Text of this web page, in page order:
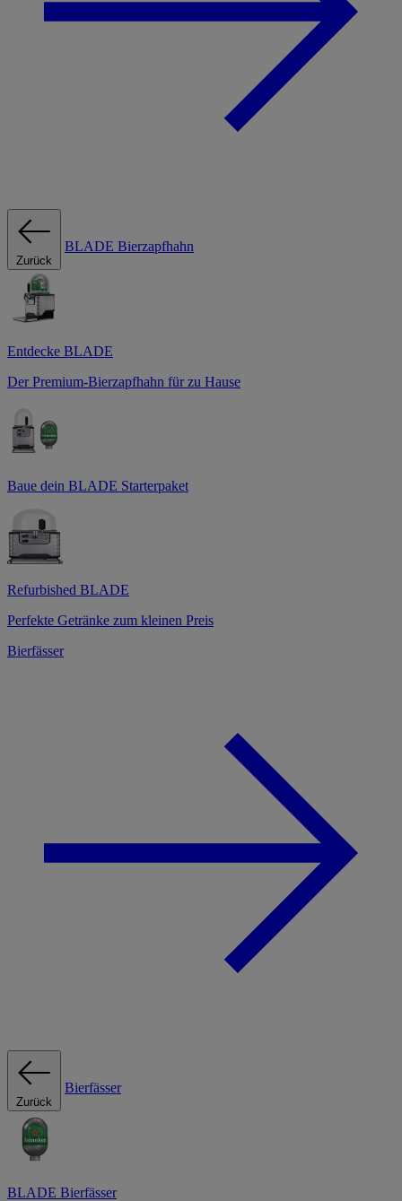
Zurück
BLADE Bierzapfhahn
Entdecke BLADE
Der Premium-Bierzapfhahn für zu Hause
Baue dein BLADE Starterpaket
Refurbished BLADE
Perfekte Getränke zum kleinen Preis
Bierfässer
Zurück
Bierfässer
BLADE Bierfässer